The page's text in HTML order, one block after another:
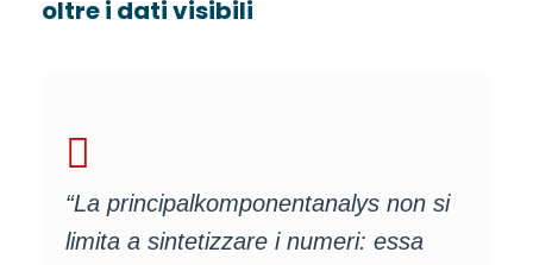
oltre i dati visibili
“La principalkomponentanalys non si
limita a sintetizzare i numeri: essa